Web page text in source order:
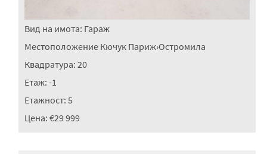
Вид на имота: Гараж
Местоположение Кючук Париж›Остромила
Квадратура: 20
Етаж: -1
Етажност: 5
Цена: €29 999